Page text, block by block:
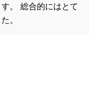
。 総合的にはとて
。